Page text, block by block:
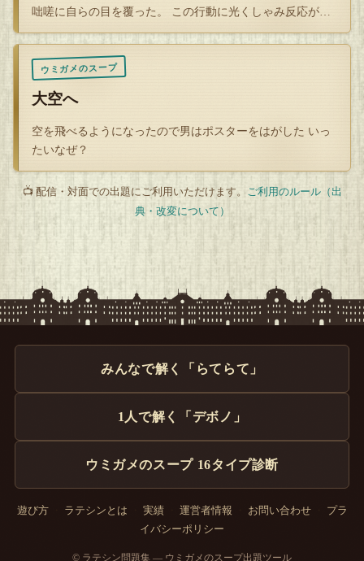
が、それはまた別のお話。
【簡潔まとめ】
男は重いダンベルを買ったせいでエレベーターの重量制限に
ひっかかり、鳴り響いたブザーで恥をかいたので後悔した。
しかし翌日そのエレベーターで閉じ込め事故が起きた事を知
り、ダンベルを買っていなければあのエレベーターに乗れて
いた可能性がある、つまり自分もその事故の被害者になって
いたかもしれないと気付き喜んだ。
— 2作目です。
Q
解答を開封する
咄嗟に自らの目を覆った。 この行動に光くしゃみ反応が関
係ないのであれ…
ウミガメのスープ
大空へ
空を飛べるようになったので男はポスターをはがした いっ
たいなぜ？
📺 配信・対面での出題にご利用いただけます。
ご利用のルール（出
典・改変について）
みんなで解く「らてらて」
1人で解く「デボノ」
ウミガメのスープ 16タイプ診断
遊び方・ ラテシンとは 実績・ 運営者情報 お問い合わせ・
プラ
イバシーポリシー
© ラテシン問題集 — ウミガメのスープ出題ツール